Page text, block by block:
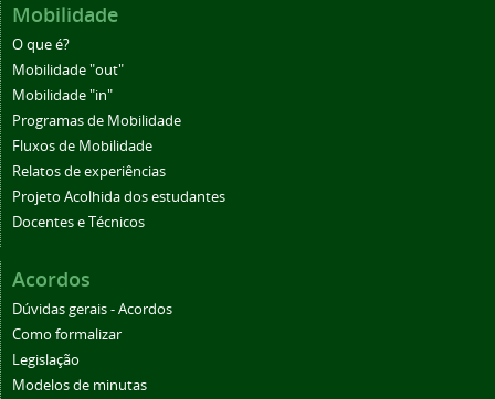
Mobilidade
O que é?
Mobilidade "out"
Mobilidade "in"
Programas de Mobilidade
Fluxos de Mobilidade
Relatos de experiências
Projeto Acolhida dos estudantes
Docentes e Técnicos
Acordos
Dúvidas gerais - Acordos
Como formalizar
Legislação
Modelos de minutas